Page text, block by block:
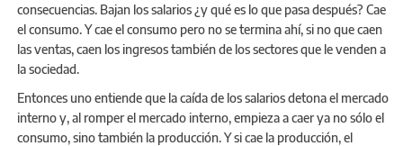
consecuencias. Bajan los salarios ¿y qué es lo que pasa después? Cae
el consumo. Y cae el consumo pero no se termina ahí, si no que caen
las ventas, caen los ingresos también de los sectores que le venden a
la sociedad.
Entonces uno entiende que la caída de los salarios detona el mercado
interno y, al romper el mercado interno, empieza a caer ya no sólo el
consumo, sino también la producción. Y si cae la producción, el